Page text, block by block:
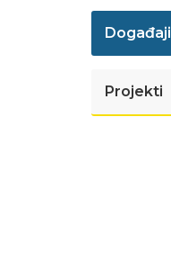
Događaji
Projekti